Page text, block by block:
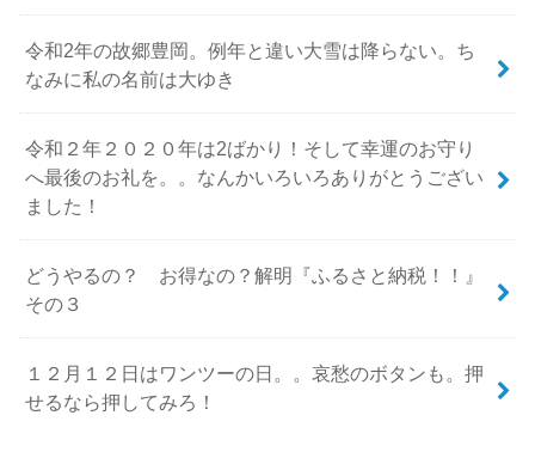
令和2年の故郷豊岡。例年と違い大雪は降らない。ち
なみに私の名前は大ゆき
令和２年２０２０年は2ばかり！そして幸運のお守り
へ最後のお礼を。。なんかいろいろありがとうござい
ました！
どうやるの？ お得なの？解明『ふるさと納税！！』
その３
１２月１２日はワンツーの日。。哀愁のボタンも。押
せるなら押してみろ！